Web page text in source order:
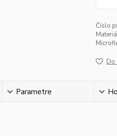
Číslo
Do
Parametre